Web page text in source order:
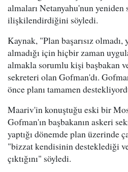
almaları Netanyahu'nun
ilişkilendirdiğini söyledi.
Kaynak, "Plan başarısız olmadı,
almadığı için hiçbir zaman
almakla sorumlu kişi başbakan
sekreteri olan Gofman'dı.
önce planı tamamen
Maariv'in konuştuğu eski bir
Gofman'ın başbakanın askeri
yaptığı dönemde plan üzerinde
"bizzat kendisinin desteklediği
çıktığını" söyledi.